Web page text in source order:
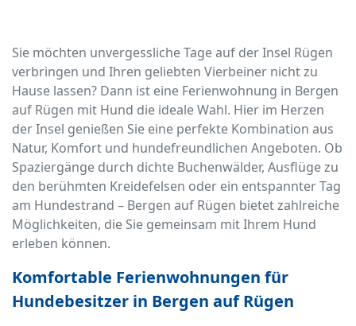
Sie möchten unvergessliche Tage auf der Insel Rügen
verbringen und Ihren geliebten Vierbeiner nicht zu
Hause lassen? Dann ist eine Ferienwohnung in Bergen
auf Rügen mit Hund die ideale Wahl. Hier im Herzen
der Insel genießen Sie eine perfekte Kombination aus
Natur, Komfort und hundefreundlichen Angeboten. Ob
Spaziergänge durch dichte Buchenwälder, Ausflüge zu
den berühmten Kreidefelsen oder ein entspannter Tag
am Hundestrand – Bergen auf Rügen bietet zahlreiche
Möglichkeiten, die Sie gemeinsam mit Ihrem Hund
erleben können.
Komfortable Ferienwohnungen für
Hundebesitzer in Bergen auf Rügen